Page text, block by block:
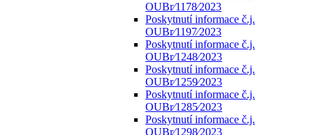
OUBr⁄1178⁄2023
Poskytnutí informace č.j.
OUBr⁄1197⁄2023
Poskytnutí informace č.j.
OUBr⁄1248⁄2023
Poskytnutí informace č.j.
OUBr⁄1259⁄2023
Poskytnutí informace č.j.
OUBr⁄1285⁄2023
Poskytnutí informace č.j.
OUBr⁄1298⁄2023